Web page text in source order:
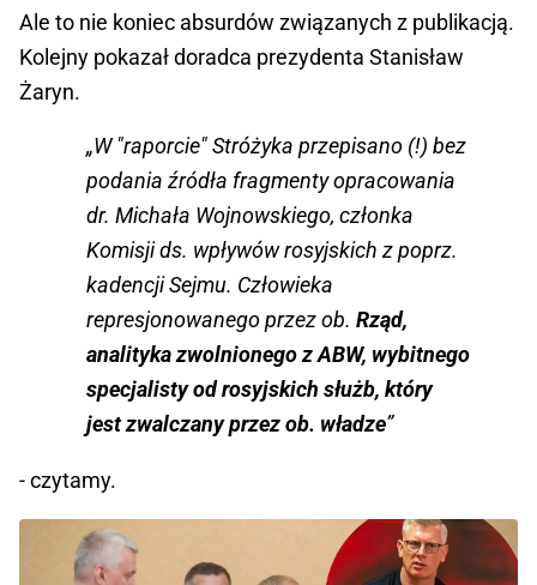
Ale to nie koniec absurdów związanych z publikacją.
Kolejny pokazał doradca prezydenta Stanisław
Żaryn.
„W "raporcie" Stróżyka przepisano (!) bez
podania źródła fragmenty opracowania
dr. Michała Wojnowskiego, członka
Komisji ds. wpływów rosyjskich z poprz.
kadencji Sejmu. Człowieka
represjonowanego przez ob. Rząd,
analityka zwolnionego z ABW, wybitnego
specjalisty od rosyjskich służb, który
jest zwalczany przez ob. władze”
- czytamy.